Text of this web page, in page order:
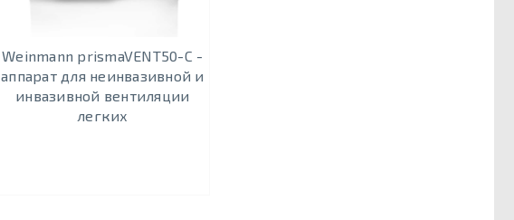
Weinmann prismaVENT50-C -
аппарат для неинвазивной и
инвазивной вентиляции
легких